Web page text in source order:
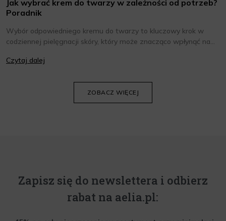
Jak wybrać krem do twarzy w zależności od potrzeb?
Poradnik
Wybór odpowiedniego kremu do twarzy to kluczowy krok w
codziennej pielęgnacji skóry, który może znacząco wpłynąć na
oraz wiedzieć, jak dopasować je do potrzeb własnej skóry.
Czytaj dalej
ZOBACZ WIĘCEJ
Zapisz się do newslettera i odbierz
rabat na aelia.pl: